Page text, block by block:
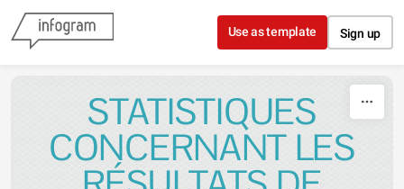
Skip to content
Use as template Sign up
STATISTIQUES
CONCERNANT LES